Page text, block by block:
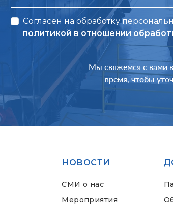
Согласен на обработку
политикой в отношении
Мы свяжемся с вами
время, чтобы
НОВОСТИ
СМИ о нас
Мероприятия